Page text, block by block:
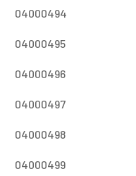
04000494
04000495
04000496
04000497
04000498
04000499